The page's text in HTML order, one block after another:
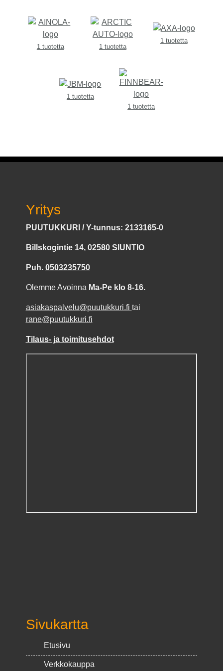
1 tuotetta 1 tuotetta
1 tuotetta
1 tuotetta
1 tuotetta
Yritys
PUUTUKKURI / Y-tunnus: 2133165-0
Billskogintie 14, 02580 SIUNTIO
Puh. 0503235750
Olemme Avoinna Ma-Pe klo 8-16.
asiakaspalvelu@puutukkuri.fi tai
rane@puutukkuri.fi
Tilaus- ja toimitusehdot
Sivukartta
Etusivu
Verkkokauppa